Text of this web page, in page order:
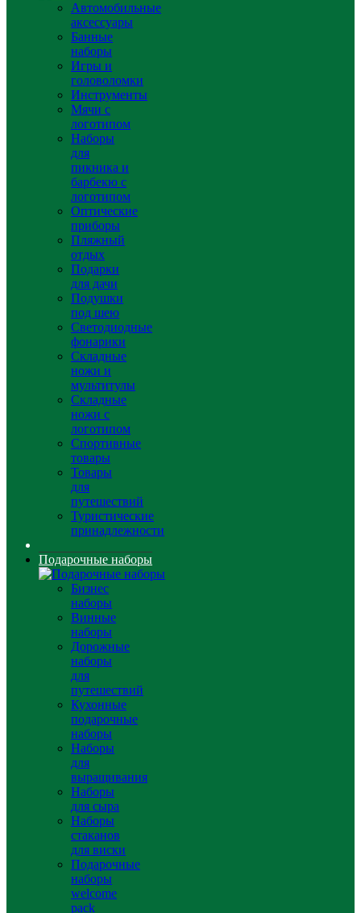
Автомобильные
аксессуары
Банные
наборы
Игры и
головоломки
Инструменты
Мячи с
логотипом
Наборы
для
пикника и
барбекю с
логотипом
Оптические
приборы
Пляжный
отдых
Подарки
для дачи
Подушки
под шею
Светодиодные
фонарики
Складные
ножи и
мультитулы
Складные
ножи с
логотипом
Спортивные
товары
Товары
для
путешествий
Туристические
принадлежности
Подарочные наборы
Бизнес
наборы
Винные
наборы
Дорожные
наборы
для
путешествий
Кухонные
подарочные
наборы
Наборы
для
выращивания
Наборы
для сыра
Наборы
стаканов
для виски
Подарочные
наборы
welcome
pack